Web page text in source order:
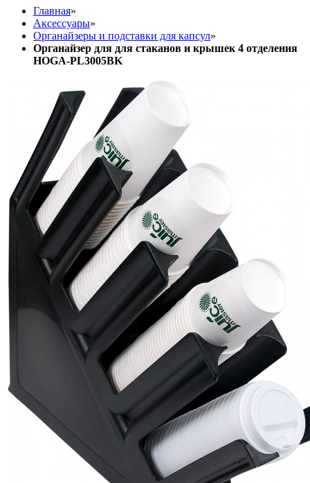
Главная»
Аксессуары»
Органайзеры и подставки для капсул»
Органайзер для для стаканов и крышек 4 отделения
HOGA-PL3005BK